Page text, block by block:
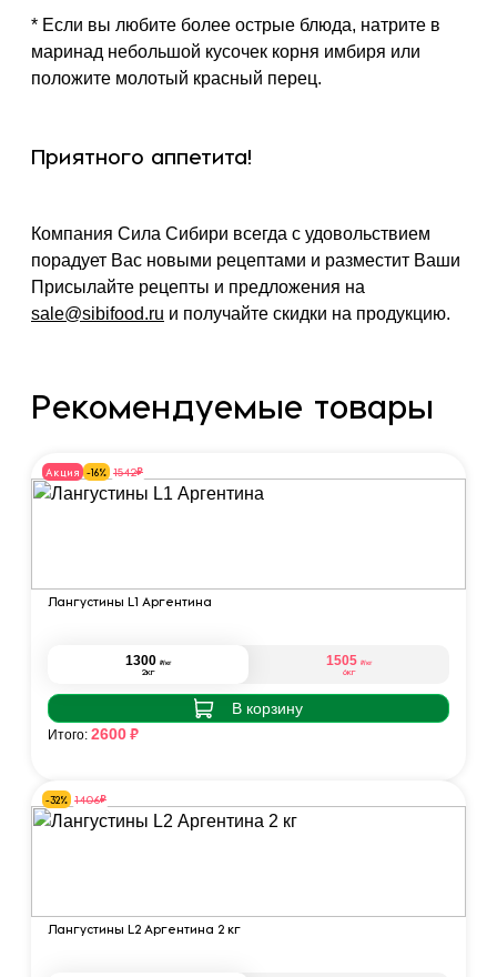
* Если вы любите более острые блюда, натрите в
маринад небольшой кусочек корня имбиря или
положите молотый красный перец.
Приятного аппетита!
Компания Сила Сибири всегда с удовольствием
порадует Вас новыми рецептами и разместит Ваши
Присылайте рецепты и предложения на
sale@sibifood.ru и получайте скидки на продукцию.
Рекомендуемые товары
Акция -16% 1542₽
Лангустины L1 Аргентина
1300 ₽/кг
2кг
1505 ₽/кг
6кг
В корзину
Итого: 2600₽
-32% 1406₽
Лангустины L2 Аргентина 2 кг